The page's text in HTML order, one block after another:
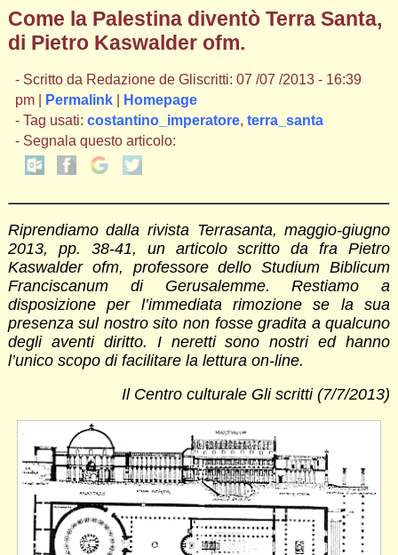
Come la Palestina diventò Terra Santa,
di Pietro Kaswalder ofm.
- Scritto da Redazione de Gliscritti: 07 /07 /2013 - 16:39
pm |
Permalink|
Homepage
- Tag usati: costantino_imperatore, terra_santa
- Segnala questo articolo:
Riprendiamo dalla rivista Terrasanta, maggio-giugno
2013, pp. 38-41, un articolo scritto da fra Pietro
Kaswalder ofm, professore dello Studium Biblicum
Franciscanum di Gerusalemme. Restiamo a
disposizione per l’immediata rimozione se la sua
presenza sul nostro sito non fosse gradita a qualcuno
degli aventi diritto. I neretti sono nostri ed hanno
l’unico scopo di facilitare la lettura on-line.
Il Centro culturale Gli scritti (7/7/2013)